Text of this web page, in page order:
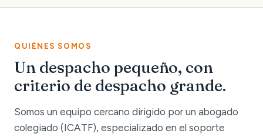
QUIÉNES SOMOS
Un despacho pequeño, con
criterio de despacho grande.
Somos un equipo cercano dirigido por un abogado
colegiado (ICATF), especializado en el soporte